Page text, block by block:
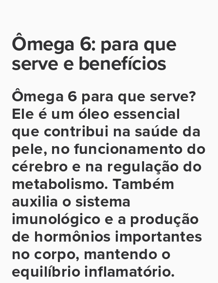
Ômega 6: para que
serve e benefícios
Ômega 6 para que serve?
Ele é um óleo essencial
que contribui na saúde da
pele, no funcionamento do
cérebro e na regulação do
metabolismo. Também
auxilia o sistema
imunológico e a produção
de hormônios importantes
no corpo, mantendo o
equilíbrio inflamatório.